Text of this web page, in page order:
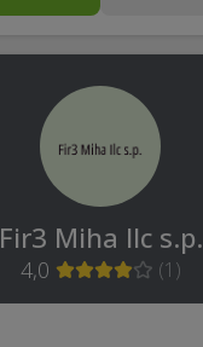
Fir3 Miha Ilc s.p.
4,0 (1 )